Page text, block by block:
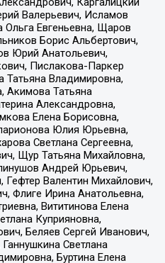
Валерьевич, Исламов
Евгеньевна, Щаров
Борис Альбертович,
Юрий Анатольевич,
Пислакова-Паркер
Татьяна Владимировна,
Акимова Татьяна
Александровна,
Елена Борисовна,
Юлия Юрьевна,
Светлана Сергеевна,
Щур Татьяна Михайловна,
Андрей Юрьевич,
Валентин Михайлович,
Флиге Ирина Анатольевна,
Вититинова Елена
Куприяновна,
Беляев Сергей Иванович,
Светлана
Буртина Елена